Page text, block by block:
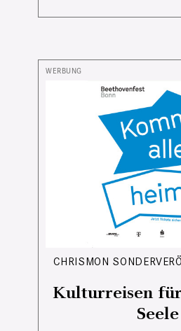
CHRISMON
Kulturreisen
Seele